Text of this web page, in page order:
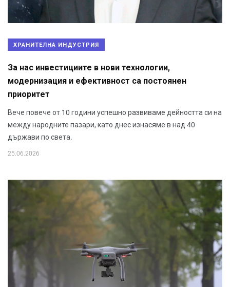
ХРАНИТЕЛНА ИНДУСТРИЯ
За нас инвестициите в нови технологии,
модернизация и ефективност са постоянен
приоритет
Вече повече от 10 години успешно развиваме дейността си на
между народните пазари, като днес изнасяме в над 40
държави по света.
25.06.2026